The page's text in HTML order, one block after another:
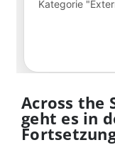
Across the
geht es in